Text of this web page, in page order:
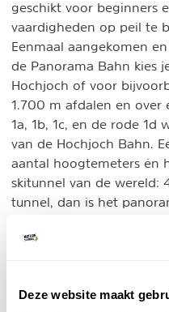
Deze website maakt
geschikt voor beginners
vaardigheden op peil te
Eenmaal aangekomen
de Panorama Bahn kies
Hochjoch of voor
1.700 m afdalen en over
1a, 1b, 1c, en de rode 1d
van de Hochjoch Bahn.
aantal hoogtemeters én
skitunnel van de wereld:
tunnel, dan is het
Gondels 6 persoons